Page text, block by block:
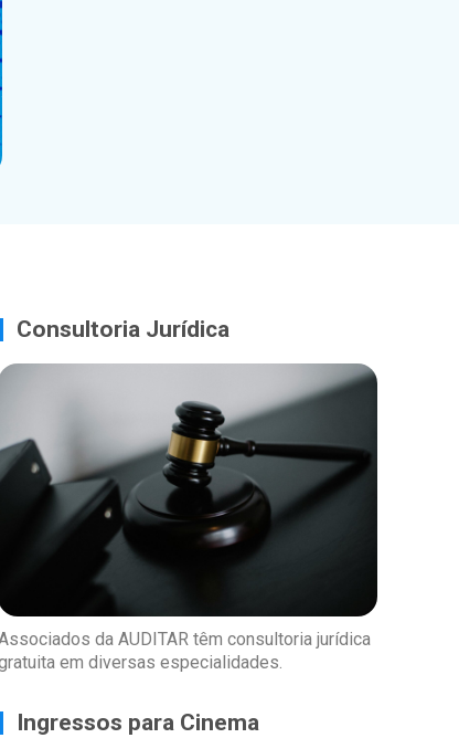
Consultoria Jurídica
da AUDITAR têm consultoria jurídica
em diversas especialidades.
Ingressos para Cinema